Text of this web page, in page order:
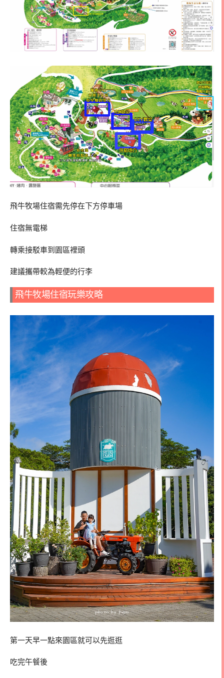
飛牛牧場住宿需先停在下方停車場
住宿無電梯
轉乘接駁車到園區裡頭
建議攜帶較為輕便的行李
飛牛牧場住宿玩樂攻略
第一天早一點來園區就可以先逛逛
吃完午餐後